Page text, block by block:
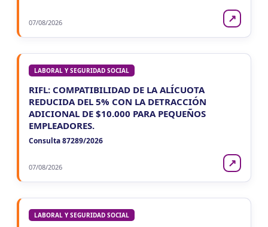
07/08/2026 ↗
LABORAL Y SEGURIDAD SOCIAL
RIFL: COMPATIBILIDAD DE LA ALÍCUOTA
REDUCIDA DEL 5% CON LA DETRACCIÓN
ADICIONAL DE $10.000 PARA PEQUEÑOS
EMPLEADORES.
Consulta 87289/2026
07/08/2026 ↗
LABORAL Y SEGURIDAD SOCIAL